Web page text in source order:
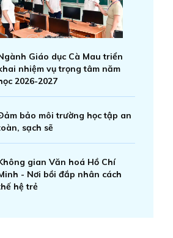
Giáo dục Cà Mau triển
nhiệm vụ trọng tâm năm
2026-2027
bảo môi trường học tập an
sạch sẽ
gian Văn hoá Hồ Chí
- Nơi bồi đắp nhân cách
hệ trẻ